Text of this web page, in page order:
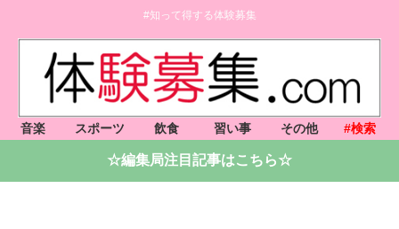
#知って得する体験募集
音楽 スポーツ 飲食 習い事 その他 #検索
☆編集局注目記事はこちら☆